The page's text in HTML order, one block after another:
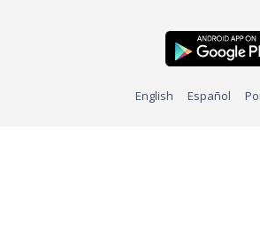
English Español